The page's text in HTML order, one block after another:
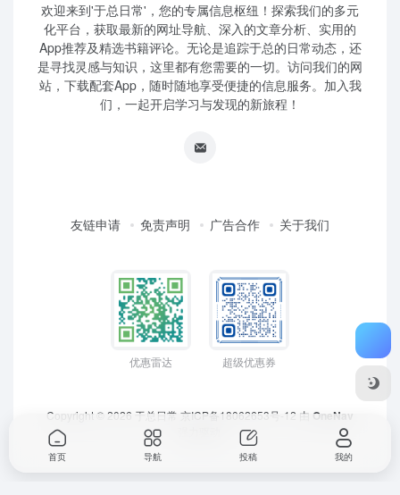
欢迎来到'于总日常'，您的专属信息枢纽！探索我们的多元
化平台，获取最新的网址导航、深入的文章分析、实用的
App推荐及精选书籍评论。无论是追踪于总的日常动态，还
是寻找灵感与知识，这里都有您需要的一切。访问我们的网
站，下载配套App，随时随地享受便捷的信息服务。加入我
们，一起开启学习与发现的新旅程！
友链申请 免责声明 广告合作 关于我们
优惠雷达 超级优惠券
Copyright © 2026 于总日常 京ICP备18062653号-12 由 OneNav
首页 导航 投稿 我的